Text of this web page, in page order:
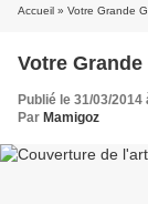
Accueil » Votre Grande
Votre Grande
Publié le 31/03/2014
Par Mamigoz